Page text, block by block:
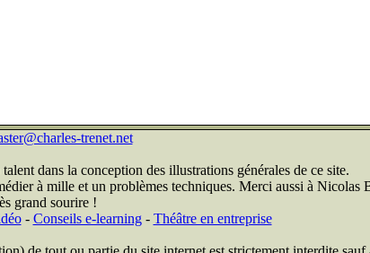
trenet.net
dans la conception des illustrations générales de ce site.
à mille et un problèmes techniques. Merci aussi à Nicolas
grand sourire !
- Conseils e-learning- Théâtre en entreprise